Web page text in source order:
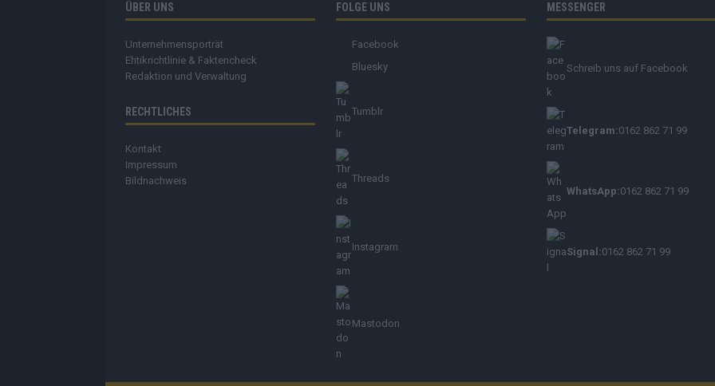
ÜBER UNS
Unternehmensporträt
Ehtikrichtlinie & Faktencheck
Redaktion und Verwaltung
RECHTLICHES
Kontakt
Impressum
Bildnachweis
FOLGE UNS
Facebook
Bluesky
Tumblr
Threads
Instagram
Mastodon
MESSENGER
Schreib uns auf Facebook
Telegram:0162 862 71 99
WhatsApp:0162 862 71 99
Signal:0162 862 71 99